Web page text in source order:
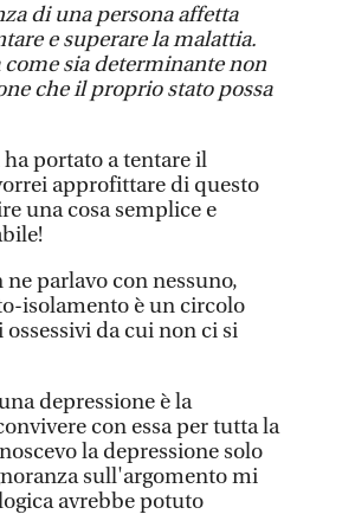
di una persona affetta
e superare la malattia.
sia determinante non
che il proprio stato possa
portato a tentare il
approfittare di questo
una cosa semplice e
parlavo con nessuno,
isolamento è un circolo
da cui non ci si
depressione è la
con essa per tutta la
la depressione solo
sull'argomento mi
avrebbe potuto